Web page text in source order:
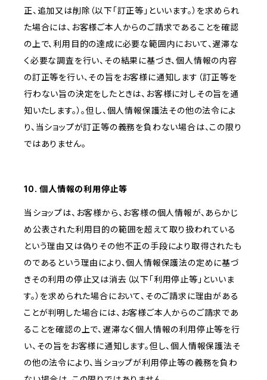
正、追加又は削除（以下「訂正等」といいます。）を求められ
た場合には、お客様ご本人からのご請求であることを確認
の上で、利用目的の達成に必要な範囲内において、遅滞な
く必要な調査を行い、その結果に基づき、個人情報の内容
の訂正等を行い、その旨をお客様に通知します（訂正等を
行わない旨の決定をしたときは、お客様に対しその旨を通
知いたします。）。但し、個人情報保護法その他の法令によ
り、当ショップが訂正等の義務を負わない場合は、この限り
ではありません。
10. 個人情報の利用停止等
当ショップは、お客様から、お客様の個人情報が、あらかじ
め公表された利用目的の範囲を超えて取り扱われている
という理由又は偽りその他不正の手段により取得されたも
のであるという理由により、個人情報保護法の定めに基づ
きその利用の停止又は消去（以下「利用停止等」といいま
す。）を求められた場合において、そのご請求に理由がある
ことが判明した場合には、お客様ご本人からのご請求であ
ることを確認の上で、遅滞なく個人情報の利用停止等を行
い、その旨をお客様に通知します。但し、個人情報保護法そ
の他の法令により、当ショップが利用停止等の義務を負わ